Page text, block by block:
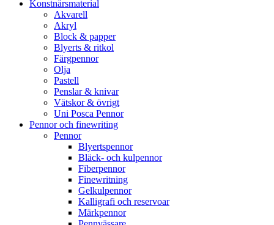
Konstnärsmaterial
Akvarell
Akryl
Block & papper
Blyerts & ritkol
Färgpennor
Olja
Pastell
Penslar & knivar
Vätskor & övrigt
Uni Posca Pennor
Pennor och finewriting
Pennor
Blyertspennor
Bläck- och kulpennor
Fiberpennor
Finewritning
Gelkulpennor
Kalligrafi och reservoar
Märkpennor